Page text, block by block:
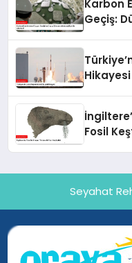
Karbon
Geçiş:
Hikayesi
Fosil
Seyahat